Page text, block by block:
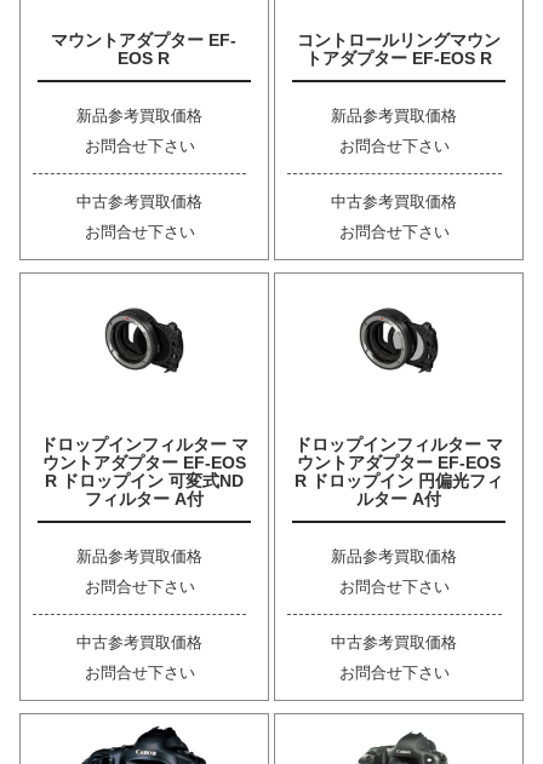
マウントアダプター EF-
EOS R
新品参考買取価格
お問合せ下さい
中古参考買取価格
お問合せ下さい
コントロールリングマウン
トアダプター EF-EOS R
新品参考買取価格
お問合せ下さい
中古参考買取価格
お問合せ下さい
ドロップインフィルター マ
ウントアダプター EF-EOS
R ドロップイン 可変式ND
フィルター A付
新品参考買取価格
お問合せ下さい
中古参考買取価格
お問合せ下さい
ドロップインフィルター マ
ウントアダプター EF-EOS
R ドロップイン 円偏光フィ
ルター A付
新品参考買取価格
お問合せ下さい
中古参考買取価格
お問合せ下さい